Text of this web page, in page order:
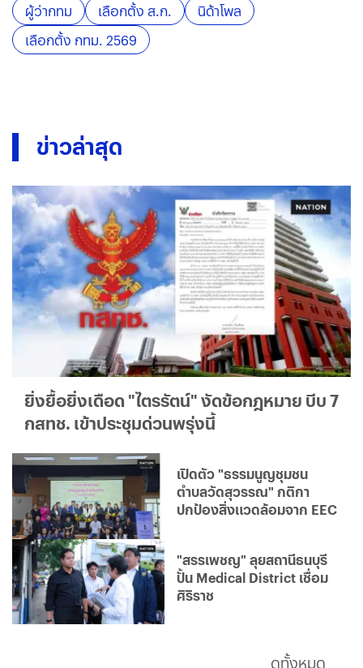
ผู้ว่ากทม
เลือกตั้ง ส.ก.
นิด้าโพล
เลือกตั้ง กทม. 2569
ข่าวล่าสุด
ยิ่งยื้อยิ่งเดือด "ไตรรัตน์" งัดข้อกฎหมาย บีบ 7
กสทช. เข้าประชุมด่วนพรุ่งนี้
เปิดตัว "ธรรมนูญชุมชน
ตำบลวัดสุวรรณ" กติกา
ปกป้องสิ่งแวดล้อมจาก EEC
"สรรเพชญ" ลุยสถานีธนบุรี
ปั้น Medical District เชื่อม
ศิริราช
ดูทั้งหมด